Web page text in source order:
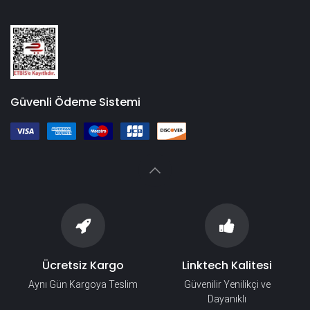
Güvenli Ödeme Sistemi
Ücretsiz Kargo
Aynı Gün Kargoya Teslim
Linktech Kalitesi
Güvenilir Yenilikçi ve
Dayanıklı